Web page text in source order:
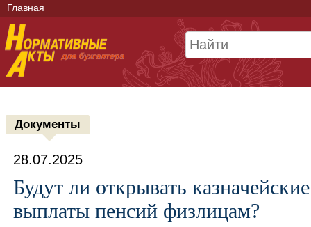
Главная
Документы
28.07.2025
Будут ли открывать
выплаты пенсий физлицам?